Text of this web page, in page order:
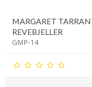
MARGARET
REVEBJELLER
GMP-14